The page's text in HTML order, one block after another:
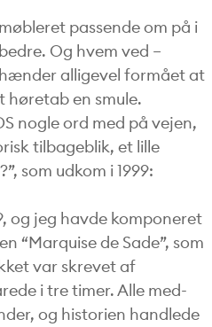
passende om på i
Og hvem ved –
alligevel formået at
høretab en smule.
nogle ord med på vejen,
tilbageblik, et lille
som udkom i 1999:
og jeg havde komponeret
“Marquise de Sade”, som
var skrevet af
i tre timer. Alle med-
og historien handlede